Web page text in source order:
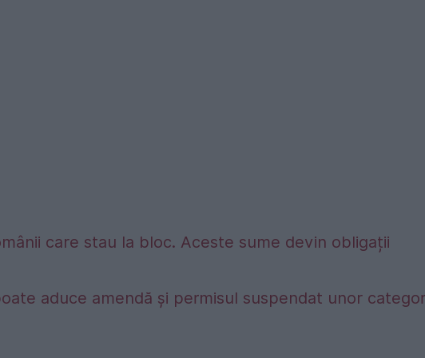
care stau la bloc. Aceste sume devin obligații
aduce amendă și permisul suspendat unor